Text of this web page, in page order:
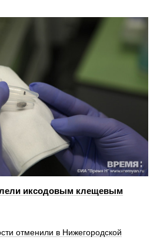
иксодовым клещевым
отменили в Нижегородской